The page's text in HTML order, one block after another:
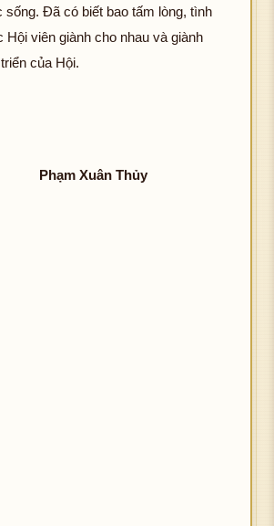
sống. Đã có biết bao tấm lòng, tình
Hội viên giành cho nhau và giành
của Hội.
Xuân Thủy